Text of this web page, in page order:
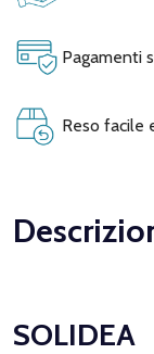
Pagamenti
Reso facile
SOLIDEA